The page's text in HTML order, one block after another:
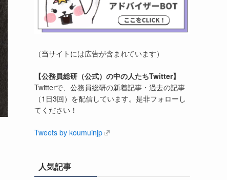
（当サイトには広告が含まれています）
【公務員総研（公式）の中の人たちTwitter】
Twitterで、公務員総研の新着記事・過去の記事
（1日3回）を配信しています。是非フォローし
てください！
Tweets by koumuinjp
人気記事